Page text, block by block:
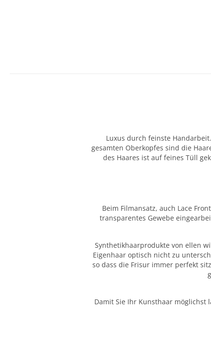
Luxus durch feinste
gesamten Oberkopfes sind die
des Haares ist auf feines Tüll
Beim Filmansatz, auch Lace
transparentes Gewebe
Synthetikhaarprodukte von ellen
Eigenhaar optisch nicht zu
so dass die Frisur immer perfekt
Damit Sie Ihr Kunsthaar